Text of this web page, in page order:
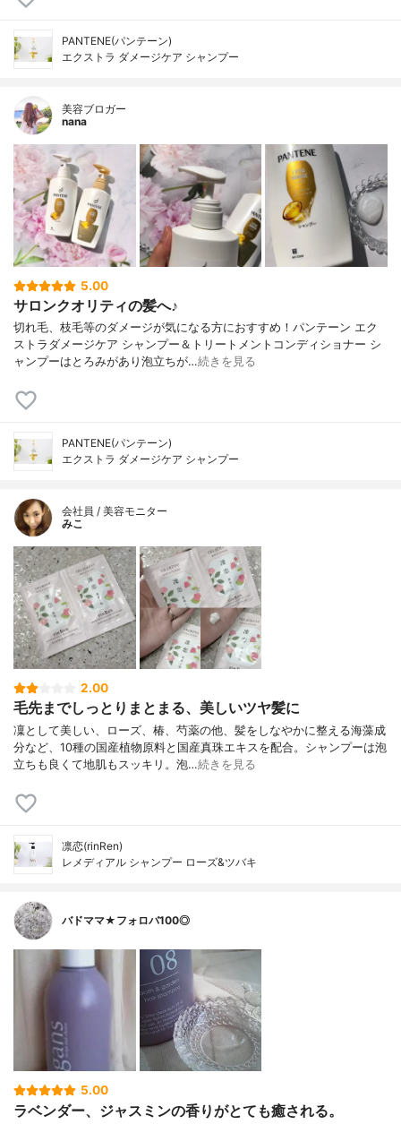
PANTENE(パンテーン)
エクストラ ダメージケア シャンプー
美容ブロガー
nana
5.00
サロンクオリティの髪へ♪
切れ毛、枝毛等のダメージが気になる方におすすめ！パンテーン エク
ストラダメージケア シャンプー＆トリートメントコンディショナー シ
ャンプーはとろみがあり泡立ちが…続きを見る
PANTENE(パンテーン)
エクストラ ダメージケア シャンプー
会社員 / 美容モニター
みこ
2.00
毛先までしっとりまとまる、美しいツヤ髪に
凜として美しい、ローズ、椿、芍薬の他、髪をしなやかに整える海藻成
分など、10種の国産植物原料と国産真珠エキスを配合。シャンプーは泡
立ちも良くて地肌もスッキリ。泡…続きを見る
凛恋(rinRen)
レメディアル シャンプー ローズ&ツバキ
バドママ★フォロバ100◎
5.00
ラベンダー、ジャスミンの香りがとても癒される。